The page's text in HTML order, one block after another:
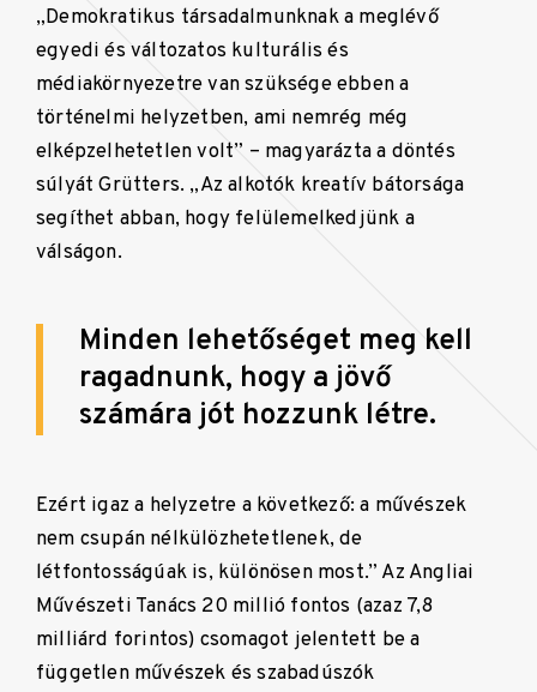
„Demokratikus társadalmunknak a meglévő
egyedi és változatos kulturális és
médiakörnyezetre van szüksége ebben a
történelmi helyzetben, ami nemrég még
elképzelhetetlen volt” – magyarázta a döntés
súlyát Grütters. „Az alkotók kreatív bátorsága
segíthet abban, hogy felülemelkedjünk a
válságon.
Minden lehetőséget meg kell
ragadnunk, hogy a jövő
számára jót hozzunk létre.
Ezért igaz a helyzetre a következő: a művészek
nem csupán nélkülözhetetlenek, de
létfontosságúak is, különösen most.” Az Angliai
Művészeti Tanács 20 millió fontos (azaz 7,8
milliárd forintos) csomagot jelentett be a
független művészek és szabadúszók